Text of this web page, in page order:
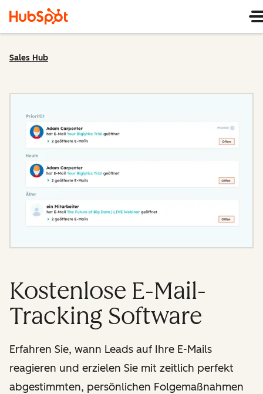
Sales Hub
Kostenlose E-Mail-
Tracking Software
Erfahren Sie, wann Leads auf Ihre E-Mails
reagieren und erzielen Sie mit zeitlich perfekt
abgestimmten, persönlichen Folgemaßnahmen